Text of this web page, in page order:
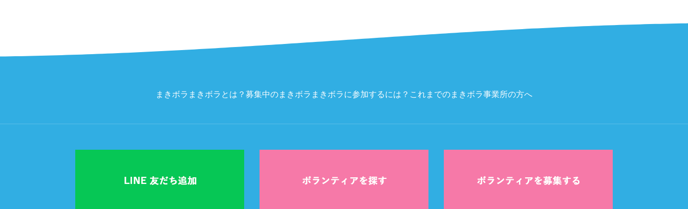
まきボラ まきボラとは？ 募集中のまきボラ まきボラに参加するには？ これまでのまきボラ事業所の方へ